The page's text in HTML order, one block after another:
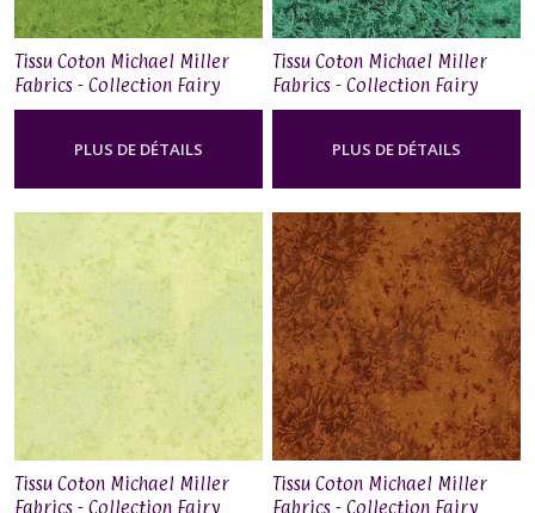
Tissu Coton Michael Miller
Fabrics - Collection Fairy
Frost - Celedon
PLUS DE DÉTAILS
Tissu Coton Michael Miller
Fabrics - Collection Fairy
Frost - Pin
PLUS DE DÉTAILS
Tissu Coton Michael Miller
Fabrics - Collection Fairy
Tissu Coton Michael Miller
Fabrics - Collection Fairy